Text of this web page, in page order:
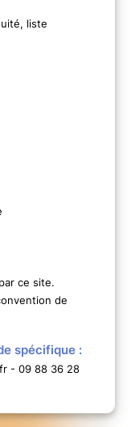
liste
ce site.
de
spécifique :
- 09 88 36 28